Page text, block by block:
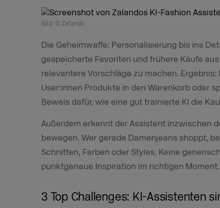
Bild: © Zalando
Die Geheimwaffe: Personalisierung bis ins
gespeicherte Favoriten und frühere Käufe
relevantere Vorschläge zu machen.
User:innen Produkte in den Warenkorb oder
Beweis dafür, wie eine gut trainierte KI die
Außerdem erkennt der Assistent inzwischen
bewegen. Wer gerade Damenjeans shoppt,
Schnitten, Farben oder Styles. Keine
punktgenaue Inspiration im richtigen
3 Top Challenges: KI-Assistenten